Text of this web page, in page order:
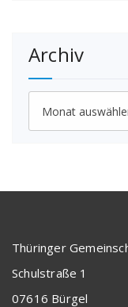
Archiv
Thüringer
Schulstraße 1
07616 Bürgel